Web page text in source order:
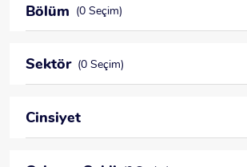
Bölüm (0 Seçim)
Sektör (0 Seçim)
Cinsiyet